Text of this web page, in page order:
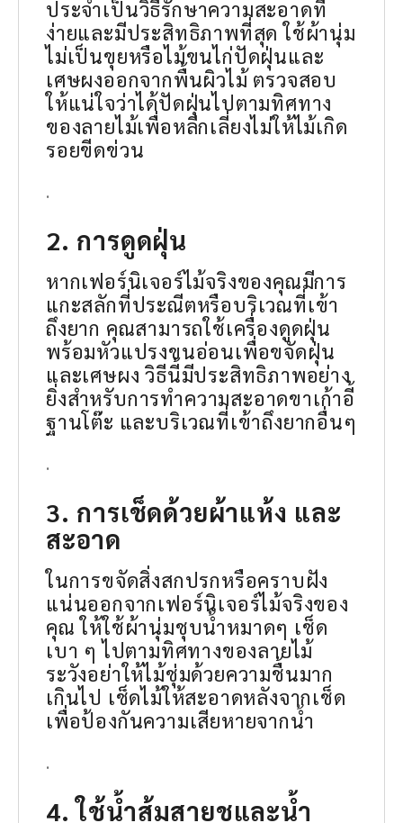
ประจำเป็นวิธีรักษาความสะอาดที่
ง่ายและมีประสิทธิภาพที่สุด ใช้ผ้านุ่ม
ไม่เป็นขุยหรือไม้ขนไก่ปัดฝุ่นและ
เศษผงออกจากพื้นผิวไม้ ตรวจสอบ
ให้แน่ใจว่าได้ปัดฝุ่นไปตามทิศทาง
ของลายไม้เพื่อหลีกเลี่ยงไม่ให้ไม้เกิด
รอยขีดข่วน
.
2. การดูดฝุ่น
หากเฟอร์นิเจอร์ไม้จริงของคุณมีการ
แกะสลักที่ประณีตหรือบริเวณที่เข้า
ถึงยาก คุณสามารถใช้เครื่องดูดฝุ่น
พร้อมหัวแปรงขนอ่อนเพื่อขจัดฝุ่น
และเศษผง วิธีนี้มีประสิทธิภาพอย่าง
ยิ่งสำหรับการทำความสะอาดขาเก้าอี้
ฐานโต๊ะ และบริเวณที่เข้าถึงยากอื่นๆ
.
3. การเช็ดด้วยผ้าแห้ง และ
สะอาด
ในการขจัดสิ่งสกปรกหรือคราบฝัง
แน่นออกจากเฟอร์นิเจอร์ไม้จริงของ
คุณ ให้ใช้ผ้านุ่มชุบน้ำหมาดๆ เช็ด
เบา ๆ ไปตามทิศทางของลายไม้
ระวังอย่าให้ไม้ชุ่มด้วยความชื้นมาก
เกินไป เช็ดไม้ให้สะอาดหลังจากเช็ด
เพื่อป้องกันความเสียหายจากน้ำ
.
4. ใช้น้ำส้มสายชูและน้ำ